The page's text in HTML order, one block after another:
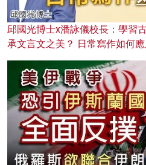
邱國光博士x潘詠儀校長：學習
承文言文之美？ 日常寫作如何應